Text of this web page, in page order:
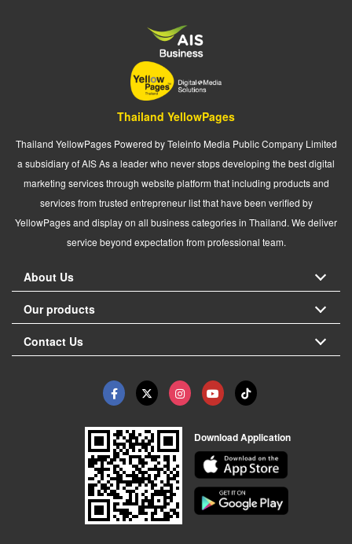
Thailand YellowPages
Thailand YellowPages Powered by Teleinfo Media Public Company Limited
a subsidiary of AIS As a leader who never stops developing the best digital
marketing services through website platform that including products and
services from trusted entrepreneur list that have been verified by
YellowPages and display on all business categories in Thailand. We deliver
service beyond expectation from professional team.
About Us
Our products
Contact Us
Download Application